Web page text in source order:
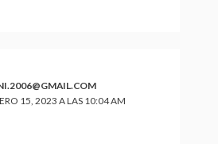
15, 2023 A LAS 10:04 AM